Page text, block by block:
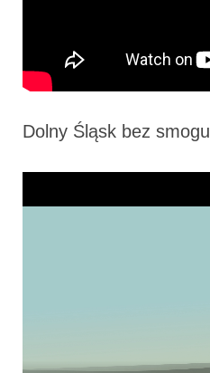
Dolny Śląsk bez smogu